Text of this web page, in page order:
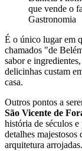
que vende o
Gastronomia
É o único lugar em
chamados "de
sabor e
delicinhas custam
casa.
Outros pontos a
São Vicente de
história de séculos
detalhes
arquitetura arrojadas.